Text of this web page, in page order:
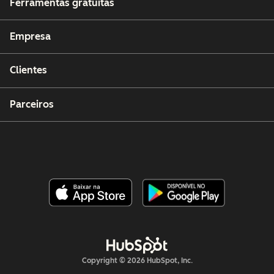
Ferramentas gratuitas
Empresa
Clientes
Parceiros
Copyright © 2026 HubSpot, Inc.